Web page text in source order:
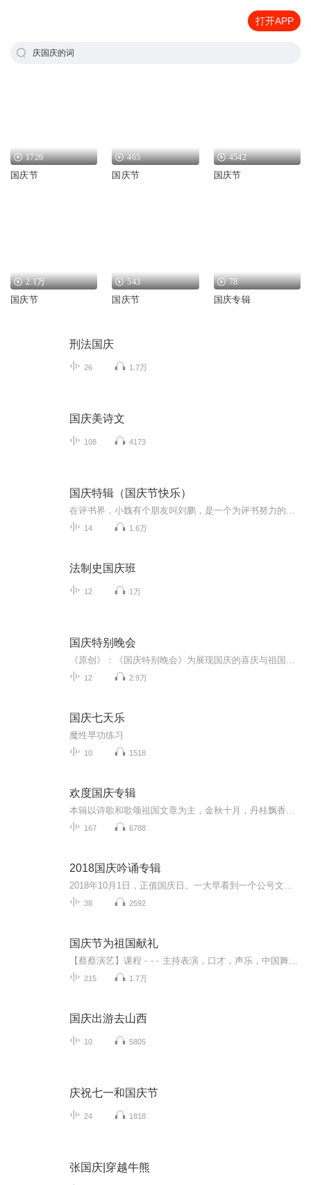
打开APP
庆国庆的词
1726
国庆节
465
国庆节
4542
国庆节
2.1万
国庆节
543
国庆节
78
国庆专辑
刑法国庆
26 1.7万
国庆美诗文
108 4173
国庆特辑（国庆节快乐）
14 1.6万
法制史国庆班
12 1万
国庆特别晚会
12 2.9万
国庆七天乐
魔性早功练习
10 1518
欢度国庆专辑
167 6788
2018国庆吟诵专辑
38 2592
国庆节为祖国献礼
215 1.7万
国庆出游去山西
10 5805
庆祝七一和国庆节
24 1818
张国庆|穿越牛熊